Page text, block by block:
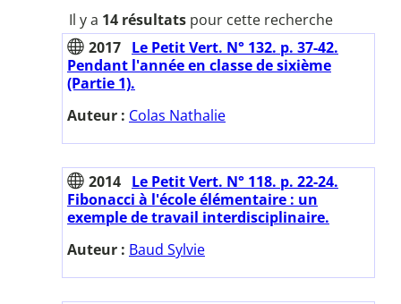
Il y a 14 résultatspour cette recherche
2017 Le Petit Vert. N° 132. p. 37-42.
Pendant l'année en classe de sixième
(Partie 1).
Auteur : Colas Nathalie
2014 Le Petit Vert. N° 118. p. 22-24.
Fibonacci à l'école élémentaire : un
exemple de travail interdisciplinaire.
Auteur : Baud Sylvie